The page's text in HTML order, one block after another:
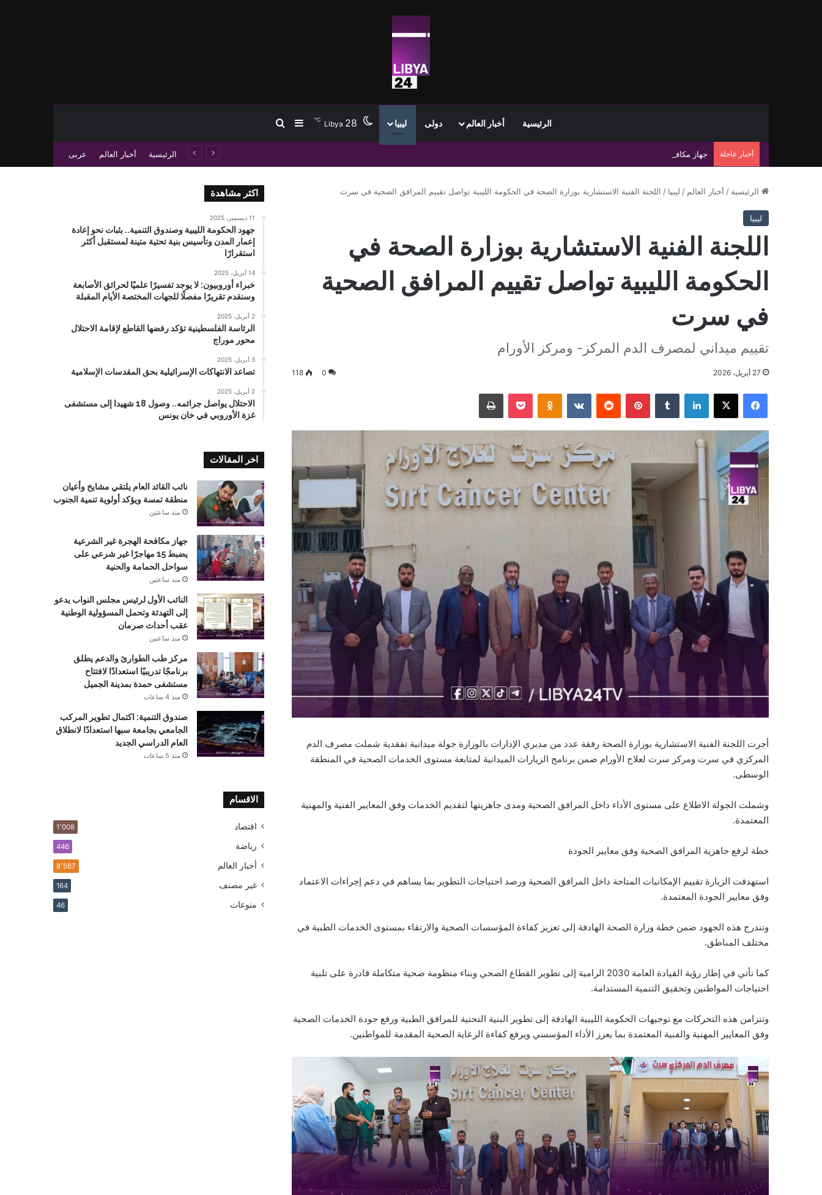
الرئيسية أخبار العالم دولى ليبيا Libya 28
℃ إضافة عمود جانبي
بحث عن
أخبار عاجلة جهاز مكافحة الهجرة غير الشرعية يضبط 15 مهاجرًا غير شرعي على سواحل الحمامة والحنية الرئيسية أخبار العالم عربى
الرئيسية / أخبار العالم / ليبيا / اللجنة الفنية الاستشارية بوزارة الصحة في الحكومة الليبية تواصل تقييم المرافق الصحية في سرت
ليبيا
اللجنة الفنية الاستشارية بوزارة الصحة في
الحكومة الليبية تواصل تقييم المرافق الصحية
في سرت
تقييم ميداني لمصرف الدم المركز- ومركز الأورام
27 أبريل، 2026 0
118
فيسبوك ‫X لينكدإن بينتيريست Odnoklassniki
‫Pocket طباعة
أجرت اللجنة الفنية الاستشارية بوزارة الصحة رفقة عدد من مديري الإدارات بالوزارة جولة ميدانية تفقدية شملت مصرف الدم
المركزي في سرت ومركز سرت لعلاج الأورام ضمن برنامج الزيارات الميدانية لمتابعة مستوى الخدمات الصحية في المنطقة
الوسطى.
وشملت الجولة الاطلاع على مستوى الأداء داخل المرافق الصحية ومدى جاهزيتها لتقديم الخدمات وفق المعايير الفنية والمهنية
المعتمدة.
خطة لرفع جاهزية المرافق الصحية وفق معايير الجودة
استهدفت الزيارة تقييم الإمكانيات المتاحة داخل المرافق الصحية ورصد احتياجات التطوير بما يساهم في دعم إجراءات الاعتماد
وفق معايير الجودة المعتمدة.
وتندرج هذه الجهود ضمن خطة وزارة الصحة الهادفة إلى تعزيز كفاءة المؤسسات الصحية والارتقاء بمستوى الخدمات الطبية في
مختلف المناطق.
كما تأتي في إطار رؤية القيادة العامة 2030 الرامية إلى تطوير القطاع الصحي وبناء منظومة صحية متكاملة قادرة على تلبية
احتياجات المواطنين وتحقيق التنمية المستدامة.
وتتزامن هذه التحركات مع توجيهات الحكومة الليبية الهادفة إلى تطوير البنية التحتية للمرافق الطبية ورفع جودة الخدمات الصحية
وفق المعايير المهنية والفنية المعتمدة بما يعزز الأداء المؤسسي ويرفع كفاءة الرعاية الصحية المقدمة للمواطنين.
اكثر مشاهدة
11 ديسمبر، 2025
جهود الحكومة الليبية وصندوق التنمية.. بثبات نحو إعادة
إعمار المدن وتأسيس بنية تحتية متينة لمستقبل أكثر
استقرارًا
14 أبريل، 2025
خبراء أوروبيون: لا يوجد تفسيرًا علميًا لحرائق الأصابعة
وسنقدم تقريرًا مفصلًا للجهات المختصة الأيام المقبلة
2 أبريل، 2025
الرئاسة الفلسطينية تؤكد رفضها القاطع لإقامة الاحتلال
محور موراج
3 أبريل، 2025
تصاعد الانتهاكات الإسرائيلية بحق المقدسات الإسلامية
2 أبريل، 2025
الاحتلال يواصل جرائمه.. وصول 18 شهيدا إلى مستشفى
غزة الأوروبي في خان يونس
اخر المقالات
نائب القائد العام يلتقي مشايخ وأعيان
منطقة تمسة ويؤكد أولوية تنمية الجنوب
منذ ساعتين
جهاز مكافحة الهجرة غير الشرعية
يضبط 15 مهاجرًا غير شرعي على
سواحل الحمامة والحنية
منذ ساعتين
النائب الأول لرئيس مجلس النواب يدعو
إلى التهدئة وتحمل المسؤولية الوطنية
عقب أحداث صرمان
منذ ساعتين
مركز طب الطوارئ والدعم يطلق
برنامجًا تدريبيًا استعدادًا لافتتاح
مستشفى حمدة بمدينة الجميل
منذ 4 ساعات
صندوق التنمية: اكتمال تطوير المركب
الجامعي بجامعة سبها استعدادًا لانطلاق
العام الدراسي الجديد
منذ 5 ساعات
الاقسام
اقتصاد 1٬008
رياضة 446
أخبار العالم 8٬567
غير مصنف 164
منوعات 46